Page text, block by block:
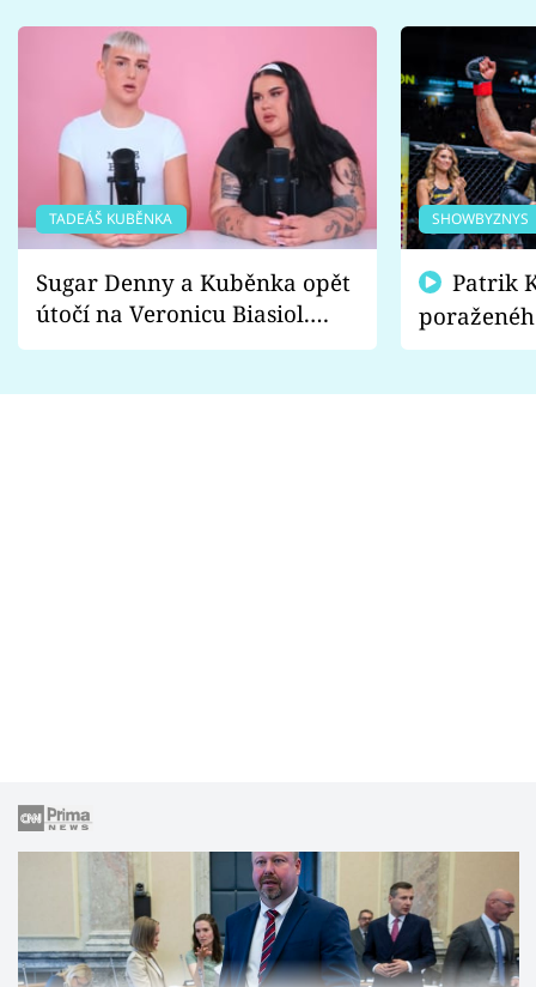
TADEÁŠ KUBĚNKA
Sugar Denny a Kuběnka opět
útočí na Veronicu Biasiol.
Proč je podle nich falešná a
SHOWBYZNYS
fanoušci